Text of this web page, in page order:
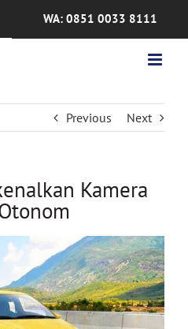
WA: 0851 0033 8111
Previous Next
Kamera